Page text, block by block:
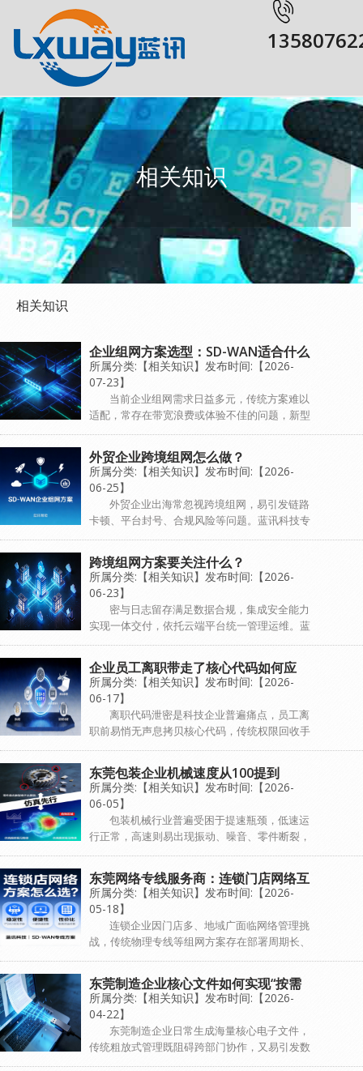
相关知识
相关知识
企业组网方案选型：SD-WAN适合什么
场景
所属分类:【相关知识】发布时间:【2026-
07-23】
当前企业组网需求日益多元，传统方案难以
适配，常存在带宽浪费或体验不佳的问题，新型
组网技术SD-WAN近年受到企业广泛关注。SD-
WAN适配多分支互联、多链路智能调度、跨境
合规组网、云接入、短期快速组网...
外贸企业跨境组网怎么做？
所属分类:【相关知识】发布时间:【2026-
06-25】
外贸企业出海常忽视跨境组网，易引发链路
卡顿、平台封号、合规风险等问题。蓝讯科技专
注SD-WAN专线接入与跨境网络方案，针对三大
核心痛点，提供多链路智能调度、专属固定IP、
端到端加密等关键能力，配套分阶...
跨境组网方案要关注什么？
所属分类:【相关知识】发布时间:【2026-
06-23】
密与日志留存满足数据合规，集成安全能力
实现一体交付，依托云端平台统一管理运维。蓝
讯专注SD-WAN专线等服务，助力企业搭建稳定
合规的出海网络底座。
企业员工离职带走了核心代码如何应
对？
所属分类:【相关知识】发布时间:【2026-
06-17】
离职代码泄密是科技企业普遍痛点，员工离
职前易悄无声息拷贝核心代码，传统权限回收手
段难防控，事后追责也困难重重。蓝讯科技推出
数据安全一体化方案，通过源头加密、渠道管
控、行为审计构建核心代码防护体系，覆盖...
东莞包装企业机械速度从100提到
120，靠的是什么？
所属分类:【相关知识】发布时间:【2026-
06-05】
包装机械行业普遍受困于提速瓶颈，低速运
行正常，高速则易出现振动、噪音、零件断裂，
根源在于高速下零件高频微幅振动引发共振，传
统刚性仿真难以适配真实工况。刚柔耦合仿真可
精准定位共振源，通过结构优化、频率调...
东莞网络专线服务商：连锁门店网络互
联方案如何选？
所属分类:【相关知识】发布时间:【2026-
05-18】
连锁企业因门店多、地域广面临网络管理挑
战，传统物理专线等组网方案存在部署周期长、
成本高、管控复杂、跨区域质量不稳定等局限，
难以适配业务扩张。SD-WAN异地组网凭借快速
部署、集中管理、智能选路等优势成...
东莞制造企业核心文件如何实现“按需
可见”？分级权限管理方案
所属分类:【相关知识】发布时间:【2026-
04-22】
东莞制造企业日常生成海量核心电子文件，
传统粗放式管理既阻碍跨部门协作，又易引发数
据泄露。涉密文件分级权限管理通过自动分类分